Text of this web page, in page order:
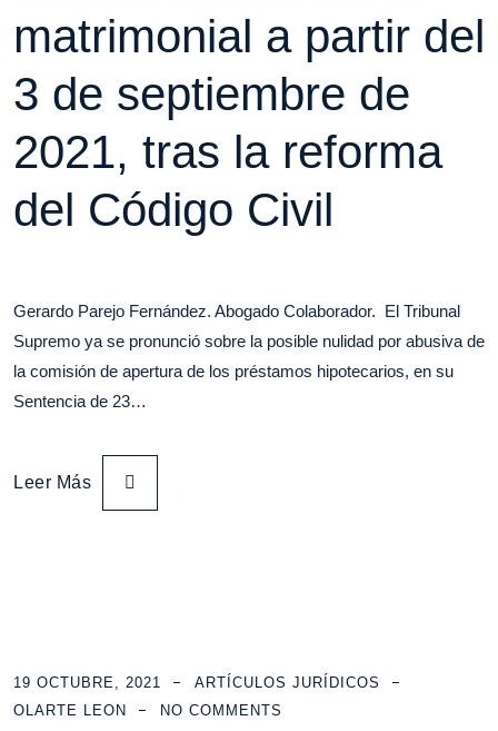
matrimonial a partir del
3 de septiembre de
2021, tras la reforma
del Código Civil
Gerardo Parejo Fernández. Abogado Colaborador. El Tribunal
Supremo ya se pronunció sobre la posible nulidad por abusiva de
la comisión de apertura de los préstamos hipotecarios, en su
Sentencia de 23…
Leer Más
19 OCTUBRE, 2021
ARTÍCULOS JURÍDICOS
OLARTE LEON
NO COMMENTS